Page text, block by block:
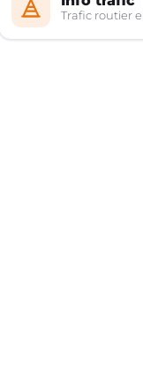
Trafic routier